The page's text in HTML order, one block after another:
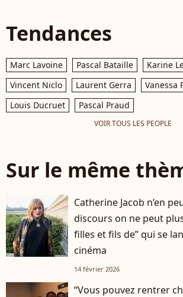
Tendances
Marc Lavoine Pascal Bataille
Karine
Vincent Niclo
Laurent Gerra
Vanessa
Louis Ducruet
Pascal Praud
VOIR TOUS LES PEOPLE
Sur le même
Catherine Jacob n’en
discours on ne peut
filles et fils de” qui se
cinéma
14 février 2026
“Vous pouvez rentrer